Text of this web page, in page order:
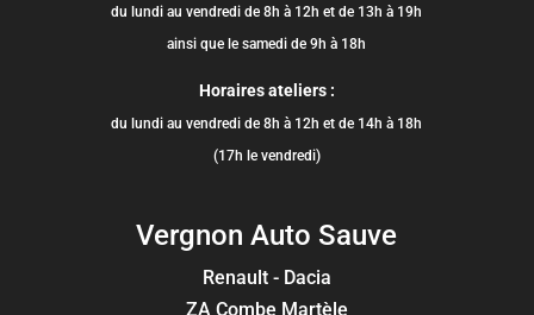
du lundi au vendredi de 8h à 12h et de 13h à 19h
ainsi que le samedi de 9h à 18h
Horaires ateliers :
du lundi au vendredi de 8h à 12h et de 14h à 18h
(17h le vendredi)
Vergnon Auto Sauve
Renault - Dacia
ZA Combe Martèle